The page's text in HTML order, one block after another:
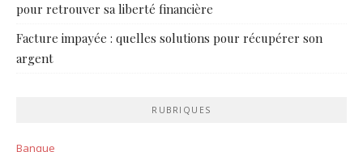
pour retrouver sa liberté financière
Facture impayée : quelles solutions pour récupérer son
argent
RUBRIQUES
Banque